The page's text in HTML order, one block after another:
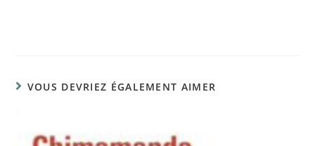
VOUS DEVRIEZ ÉGALEMENT AIMER